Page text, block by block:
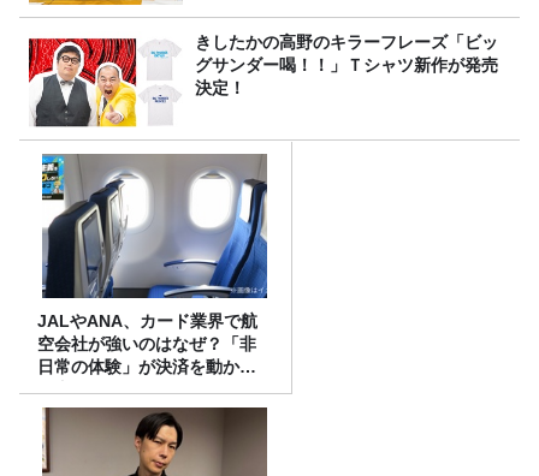
きしたかの高野のキラーフレーズ「ビッ
グサンダー喝！！」Ｔシャツ新作が発売
決定！
JALやANA、カード業界で航
空会社が強いのはなぜ？「非
日常の体験」が決済を動かす
理由